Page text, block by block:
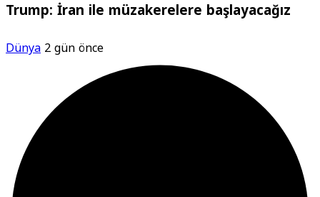
Trump: İran ile müzakerelere başlayacağız
Dünya2 gün önce